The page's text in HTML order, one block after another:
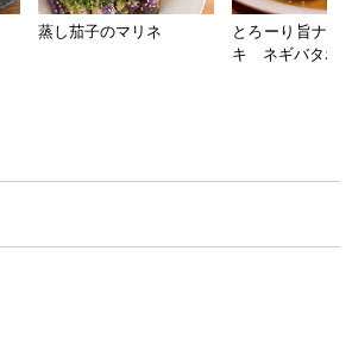
蒸し茄子のマリネ
とろーり旨ナス
キ ネギバタポ